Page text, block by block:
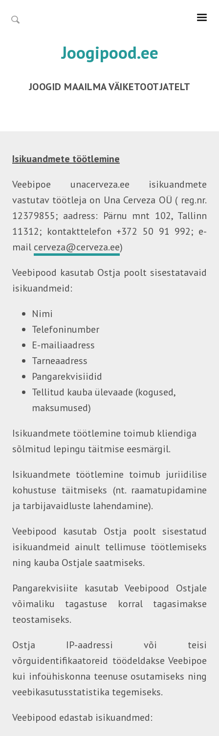
Joogipood.ee
JOOGID MAAILMA VÄIKETOOTJATELT
Isikuandmete töötlemine
Veebipoe unacerveza.ee isikuandmete
vastutav töötleja on Una Cerveza OÜ ( reg.nr.
12379855; aadress: Pärnu mnt 102, Tallinn
11312; kontakttelefon +372 50 91 992; e-
mail cerveza@cerveza.ee)
Veebipood kasutab Ostja poolt sisestatavaid
isikuandmeid:
Nimi
Telefoninumber
E-mailiaadress
Tarneaadress
Pangarekvisiidid
Tellitud kauba ülevaade (kogused,
maksumused)
Isikuandmete töötlemine toimub kliendiga
sõlmitud lepingu täitmise eesmärgil.
Isikuandmete töötlemine toimub juriidilise
kohustuse täitmiseks (nt. raamatupidamine
ja tarbijavaidluste lahendamine).
Veebipood kasutab Ostja poolt sisestatud
isikuandmeid ainult tellimuse töötlemiseks
ning kauba Ostjale saatmiseks.
Pangarekvisiite kasutab Veebipood Ostjale
võimaliku tagastuse korral tagasimakse
teostamiseks.
Ostja IP-aadressi või teisi
võrguidentifikaatoreid töödeldakse Veebipoe
kui infoühiskonna teenuse osutamiseks ning
veebikasutusstatistika tegemiseks.
Veebipood edastab isikuandmed: